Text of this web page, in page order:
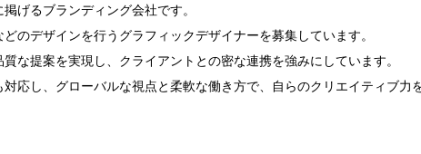
げるブランディング会社です。
のデザインを行うグラフィックデザイナーを募集しています。
な提案を実現し、クライアントとの密な連携を強みにしています。
応し、グローバルな視点と柔軟な働き方で、自らのクリエイティブ力